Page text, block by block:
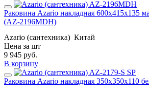
Раковина Azario накладная 600х415х135
(AZ-2196MDH)
Azario (сантехника) Китай
Цена за шт
9 945 руб.
В корзину
Раковина Azario накладная 350x350x110